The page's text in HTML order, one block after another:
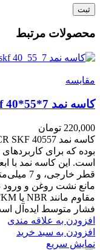
محصولات مرتبط
مقايسه
کاسه نمد cr skf 40*55*7
220,000 تومان
بوده که برای
قطر
مانع نشت روغن و ورود
فشار متوسط ایده‌آل
افزودن به علاقه مندی
افزودن به سبد خرید
نمایش سریع